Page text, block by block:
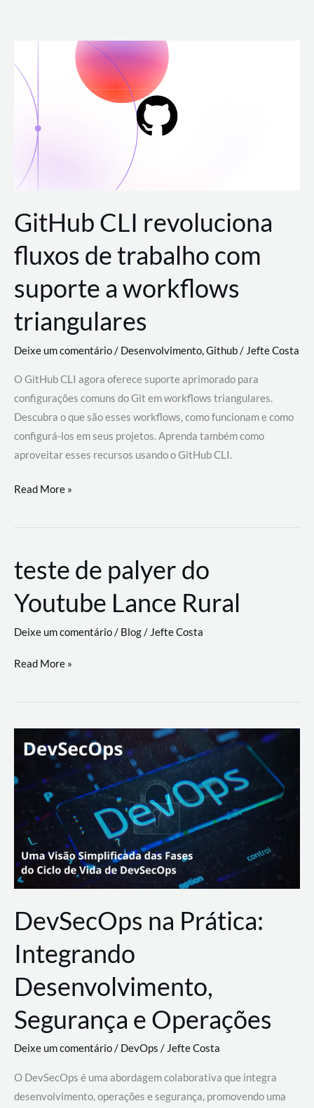
para
conteúdo
GitHub CLI revoluciona
fluxos de trabalho com
suporte a workflows
triangulares
Deixe um comentário/ Desenvolvimento,Github/ Jefte Costa
O GitHub CLI agora oferece suporte aprimorado para
configurações comuns do Git em workflows triangulares.
Descubra o que são esses workflows, como funcionam e como
configurá-los em seus projetos. Aprenda também como
aproveitar esses recursos usando o GitHub CLI.
GitHub
revoluciona
de
trabalho
com
a
workflows
Read More »
teste de palyer do
Youtube Lance Rural
Deixe um comentário/ Blog/ Jefte Costa
teste
palyer
Lance
Rural
Read More »
DevSecOps na Prática:
Integrando
Desenvolvimento,
Segurança e Operações
Deixe um comentário/ DevOps /Jefte Costa
O DevSecOps é uma abordagem colaborativa que integra
desenvolvimento, operações e segurança, promovendo uma